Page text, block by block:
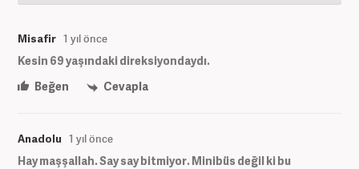
Misafir 1 yıl önce
Kesin 69 yaşındaki direksiyondaydı.
Beğen
Cevapla
Anadolu 1 yıl önce
Hay maşşallah. Say say bitmiyor. Minibüs değil ki bu